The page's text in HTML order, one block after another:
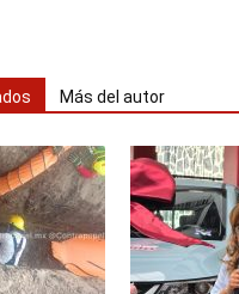
Más del autor